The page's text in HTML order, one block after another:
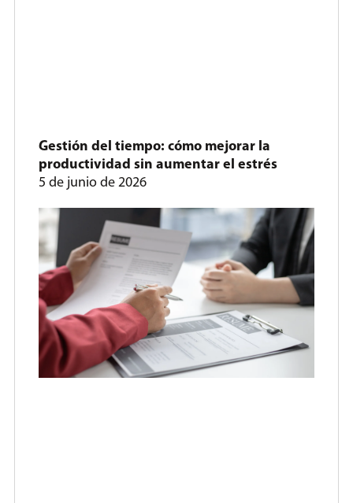
Gestión del tiempo: cómo mejorar la
productividad sin aumentar el estrés
5 de junio de 2026